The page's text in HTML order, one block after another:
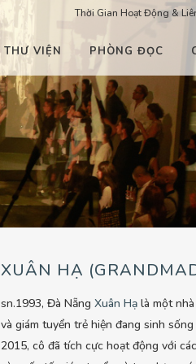
Thời Gian Hoạt Động &
THƯ VIỆN PHÒNG ĐỌC
XUÂN HẠ
sn.1993, Đà NẵngXuân Hạ là một
và giám tuyển trẻ hiện đang sinh
2015, cô đã tích cực hoạt động với